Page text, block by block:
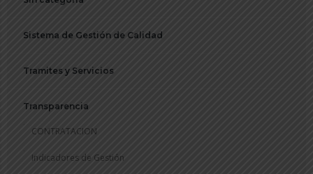
Sistema de Gestión de Calidad
Tramites y Servicios
Transparencia
CONTRATACION
Indicadores de Gestión